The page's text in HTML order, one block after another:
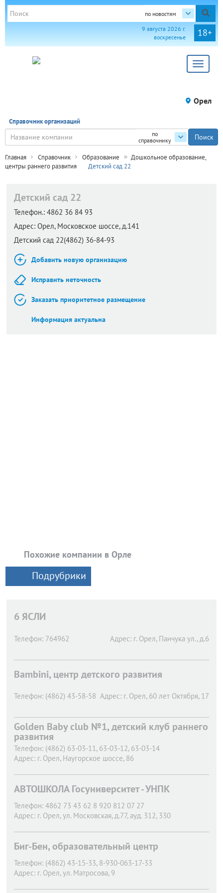
по новостям
18+
9 августа 2026 г.
воскресенье
Toggle
Орел
Справочник организаций
по
справочнику
Главная Справочник Образование
Дошкольное образование,
центры раннего развития
Детский сад 22
Детский сад 22
Телефон.: 4862 36 84 93
Адрес: Орел, Московское шоссе, д.141
Детский сад 22(4862) 36-84-93
Добавить новую организацию
Исправить неточность
Заказать приоритетное размещение
Информация актуальна
Похожие компании в Орле
Подрубрики
6 ЯСЛИ
Телефон: 764962 Адрес: г. Орел, Панчука ул., д.6
Bambini, центр детского развития
Телефон: (4862) 43-58-58 Адрес: г. Орел, 60 лет Октября, 17
Golden Baby club №1, детский клуб раннего
развития
Телефон: (4862) 63-03-11, 63-03-12, 63-03-14
Адрес: г. Орел, Наугорское шоссе, 86
АВТОШКОЛА Госуниверситет - УНПК
Телефон: 4862 73 43 62 8 920 812 07 27
Адрес: г. Орел, ул. Московская, д.77, ауд. 312, 330
Биг-Бен, образовательный центр
Телефон: (4862) 43-15-33, 8-930-063-17-33
Адрес: г. Орел, ул. Матросова, 9